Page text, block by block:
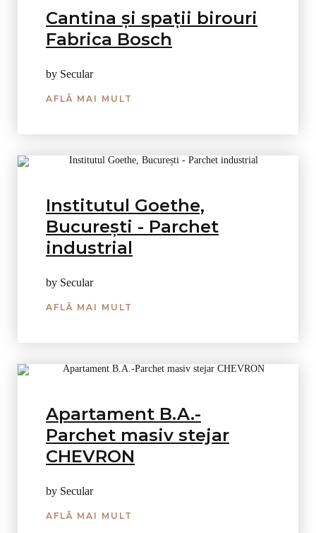
Cantina şi spaţii birouri
Fabrica Bosch
by Secular
AFLĂ MAI MULT
Institutul Goethe,
București - Parchet
industrial
by Secular
AFLĂ MAI MULT
Apartament B.A.-
Parchet masiv stejar
CHEVRON
by Secular
AFLĂ MAI MULT